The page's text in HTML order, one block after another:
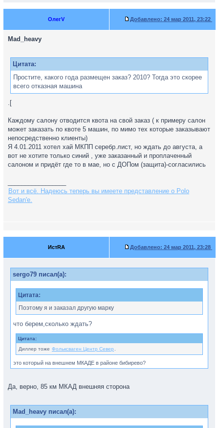
ОлегV Добавлено: 24 мар 2011, 23:22
Mad_heavy
Цитата:
Простите, какого года размещен заказ? 2010? Тогда это скорее
всего отказная машина
.[
Каждому салону отводится квота на свой заказ ( к примеру салон
может заказать по квоте 5 машин, по мимо тех которые заказывают
непосредственно клиенты)
Я 4.01.2011 хотел хай МКПП серебр.лист, но ждать до августа, а
вот не хотите только синий , уже заказанный и проплаченный
салоном и придёт где то в мае, но с ДОПом (защита)-согласились
Вот и всё. Надеюсь теперь вы имеете представление о Polo
Sedan'е.
ИстRA Добавлено: 24 мар 2011, 23:28
sergo79 писал(а):
Цитата:
Поэтому я и заказал другую марку
что берем,сколько ждать?
Цитата:
Диллер тоже Фольксваген Центр Север
это который на внешнем МКАДЕ в районе бибирево?
Да, верно, 85 км МКАД внешняя сторона
Mad_heavy писал(а):